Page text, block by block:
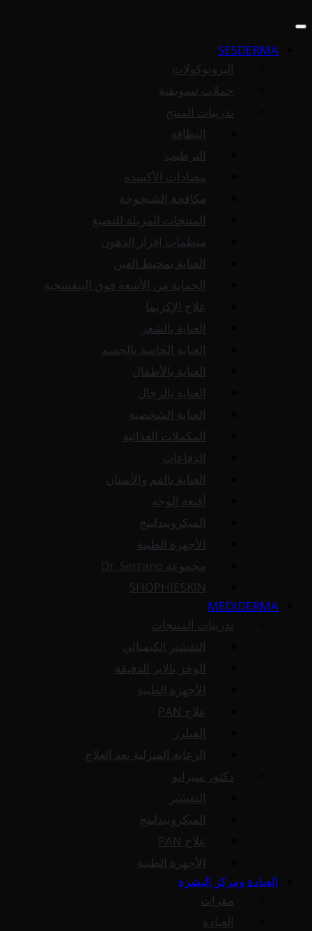
SESDERMA
البروتوكولات
حملات تسويقية
تدريبات المنتج
النظافة
الترطيب
مضادات الأكسدة
مكافحة الشيخوخة
المنتجات المزيلة للتصبغ
منظمات إفراز الدهون
العناية بمحيط العين
الحماية من الأشعة فوق البنفسجية
علاج الإكزيما
العناية بالشعر
العناية الخاصة بالجسم
العناية بالأطفال
العناية بالرجال
العناية الشخصية
المكملات الغذائية
الدفاعات
العناية بالفم والأسنان
أقنعة الوجه
الميكرونيدلينج
الأجهزة الطبية
مجموعة Dr. Serrano
SHOPHIESKIN
MEDIDERMA
تدريبات المنتجات
التقشير الكيميائي
الوخز بالإبر الدقيقة
الأجهزة الطبية
علاج PAN
الفيلرز
الرعاية المنزلية بعد العلاج
دكتور سيرانو
التقشير
الميكرونيدلينج
علاج PAN
الأجهزة الطبية
العيادة ومركز البشرة
مقرات
العيادة